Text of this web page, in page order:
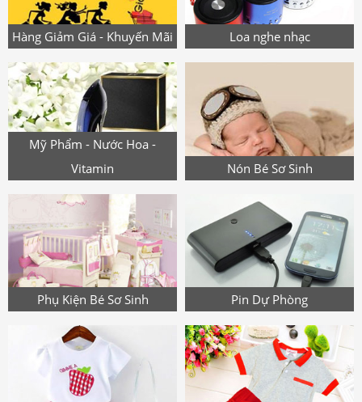
Hàng Giảm Giá - Khuyến Mãi Loa nghe nhạc
Mỹ Phẩm - Nước Hoa -
Vitamin
Nón Bé Sơ Sinh
Phụ Kiện Bé Sơ Sinh Pin Dự Phòng